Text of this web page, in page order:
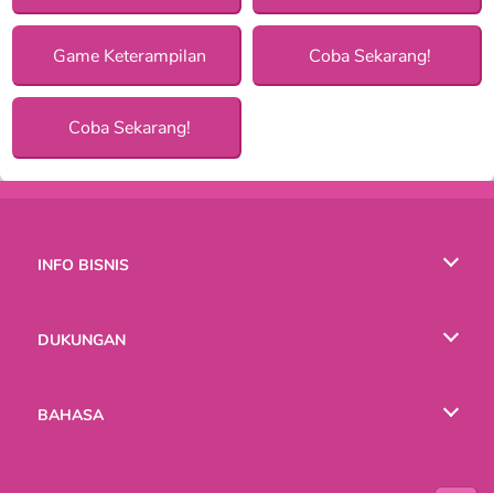
Game Keterampilan Coba Sekarang!
Coba Sekarang!
INFO BISNIS
DUKUNGAN
BAHASA